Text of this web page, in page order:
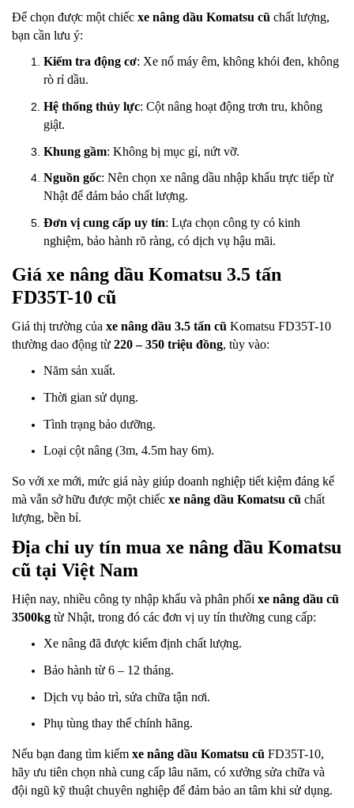
Để chọn được một chiếc xe nâng dầu Komatsu cũ chất lượng,
bạn cần lưu ý:
Kiểm tra động cơ: Xe nổ máy êm, không khói đen, không
rò rỉ dầu.
Hệ thống thủy lực: Cột nâng hoạt động trơn tru, không
giật.
Khung gầm: Không bị mục gỉ, nứt vỡ.
Nguồn gốc: Nên chọn xe nâng dầu nhập khẩu trực tiếp từ
Nhật để đảm bảo chất lượng.
Đơn vị cung cấp uy tín: Lựa chọn công ty có kinh
nghiệm, bảo hành rõ ràng, có dịch vụ hậu mãi.
Giá xe nâng dầu Komatsu 3.5 tấn
FD35T-10 cũ
Giá thị trường của xe nâng dầu 3.5 tấn cũ Komatsu FD35T-10
thường dao động từ 220 – 350 triệu đồng, tùy vào:
Năm sản xuất.
Thời gian sử dụng.
Tình trạng bảo dưỡng.
Loại cột nâng (3m, 4.5m hay 6m).
So với xe mới, mức giá này giúp doanh nghiệp tiết kiệm đáng kể
mà vẫn sở hữu được một chiếc xe nâng dầu Komatsu cũ chất
lượng, bền bỉ.
Địa chỉ uy tín mua xe nâng dầu Komatsu
cũ tại Việt Nam
Hiện nay, nhiều công ty nhập khẩu và phân phối xe nâng dầu cũ
3500kg từ Nhật, trong đó các đơn vị uy tín thường cung cấp:
Xe nâng đã được kiểm định chất lượng.
Bảo hành từ 6 – 12 tháng.
Dịch vụ bảo trì, sửa chữa tận nơi.
Phụ tùng thay thế chính hãng.
Nếu bạn đang tìm kiếm xe nâng dầu Komatsu cũ FD35T-10,
hãy ưu tiên chọn nhà cung cấp lâu năm, có xưởng sửa chữa và
đội ngũ kỹ thuật chuyên nghiệp để đảm bảo an tâm khi sử dụng.